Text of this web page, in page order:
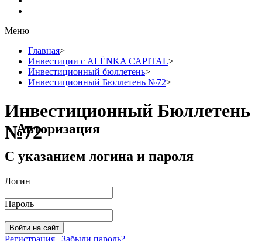
Меню
Главная>
Инвестиции с ALЁNKA CAPITAL>
Инвестиционный бюллетень>
Инвестиционный Бюллетень №72>
Инвестиционный Бюллетень
№72
Авторизация
С указанием логина и пароля
Логин
Пароль
Регистрация | Забыли пароль?